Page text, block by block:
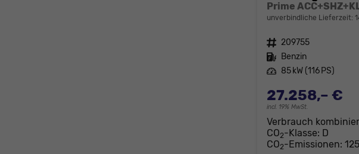
unverbindliche Lieferzeit:
Fahrzeugnr. 209755
Kraftstoff Benzin
Leistung 85 kW (116 PS)
27.258,– €
incl. 19% MwSt.
Verbrauch
CO2-Klasse: D
CO2-Emissionen: